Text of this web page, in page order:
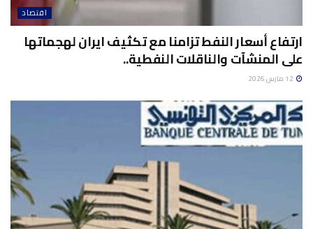
اقتصاد
ارتفاع أسعار النفط تزامنا مع تكثيف ايران لهجماتها
على المنشآت والناقلات النفطية..